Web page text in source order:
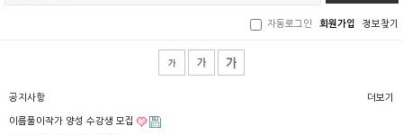
자동로그인 회원가입 정보찾기
공지사항
이름풀이작가 양성 수강생 모집
더보기